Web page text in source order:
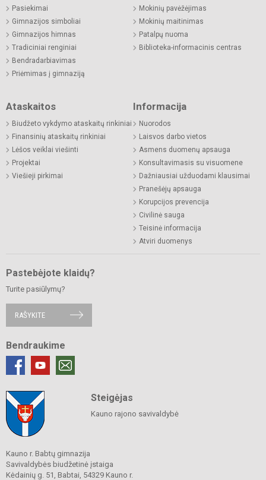
Pasiekimai
Gimnazijos simboliai
Gimnazijos himnas
Tradiciniai renginiai
Bendradarbiavimas
Priėmimas į gimnaziją
Mokinių pavėžėjimas
Mokinių maitinimas
Patalpų nuoma
Biblioteka-informacinis centras
Ataskaitos
Biudžeto vykdymo ataskaitų rinkiniai
Finansinių ataskaitų rinkiniai
Lėšos veiklai viešinti
Projektai
Viešieji pirkimai
Informacija
Nuorodos
Laisvos darbo vietos
Asmens duomenų apsauga
Konsultavimasis su visuomene
Dažniausiai užduodami klausimai
Pranešėjų apsauga
Korupcijos prevencija
Civilinė sauga
Teisinė informacija
Atviri duomenys
Pastebėjote klaidų?
Turite pasiūlymų?
RAŠYKITE
Bendraukime
Steigėjas
Kauno rajono savivaldybė
Kauno r. Babtų gimnazija
Savivaldybės biudžetinė įstaiga
Kėdainių g. 51, Babtai, 54329 Kauno r.